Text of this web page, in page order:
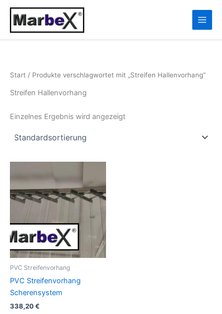
Zum
Inhalt
springen
Start / Produkte verschlagwortet mit „Streifen Hallenvorhang“
Streifen Hallenvorhang
Einzelnes Ergebnis wird angezeigt
PVC Streifenvorhang
PVC Streifenvorhang
Scherensystem
338,20€